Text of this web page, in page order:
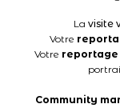
La visite
Votre
Votre reportage
Community